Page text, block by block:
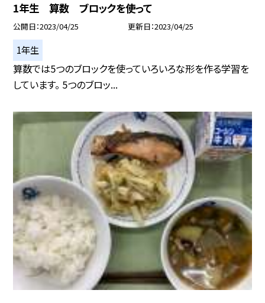
1年生 算数 ブロックを使って
公開日 2023/04/25 更新日 2023/04/25
1年生
算数では5つのブロックを使っていろいろな形を作る学習を
しています。 5つのブロッ...